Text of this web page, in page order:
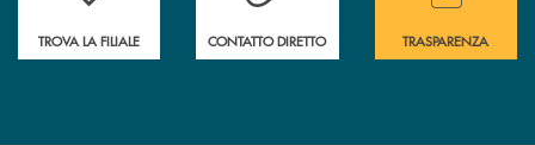
TROVA LA FILIALE CONTATTO DIRETTO TRASPARENZA